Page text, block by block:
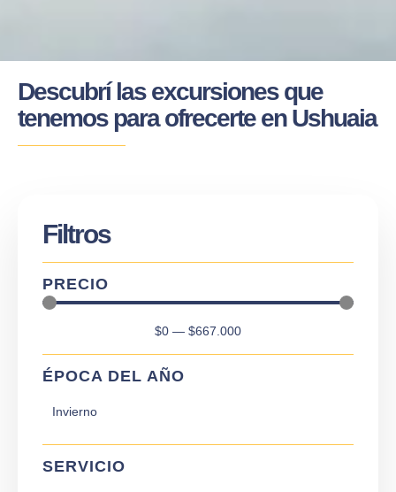
Descubrí las excursiones que
tenemos para ofrecerte en Ushuaia
Filtros
PRECIO
$0 — $667.000
ÉPOCA DEL AÑO
SERVICIO